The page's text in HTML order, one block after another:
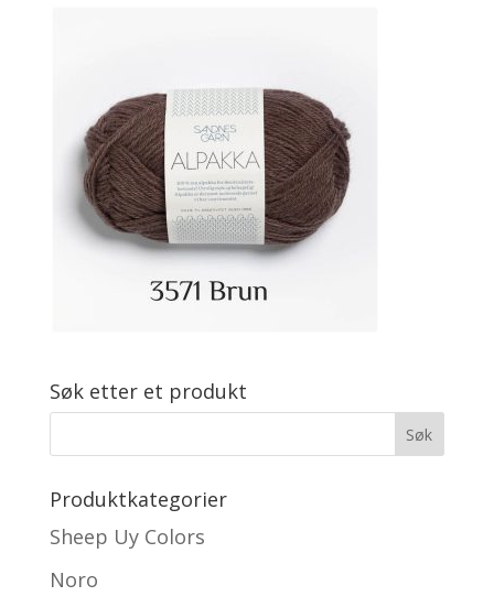
Søk etter et produkt
Produktkategorier
Sheep Uy Colors
Noro